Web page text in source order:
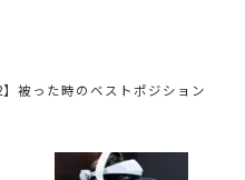
】被った時のベストポジション